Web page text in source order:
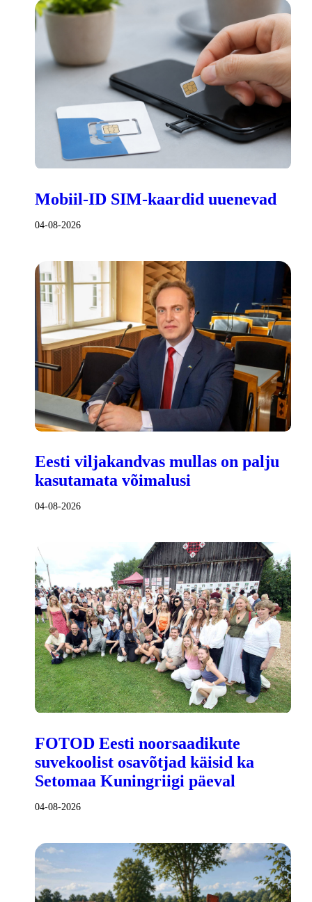
Mobiil-ID SIM-kaardid uuenevad
04-08-2026
Eesti viljakandvas mullas on palju
kasutamata võimalusi
04-08-2026
FOTOD Eesti noorsaadikute
suvekoolist osavõtjad käisid ka
Setomaa Kuningriigi päeval
04-08-2026